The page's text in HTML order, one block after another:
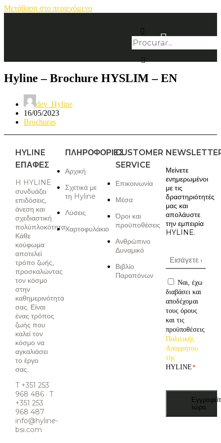
Μετάβαση στο περιεχόμενο
Hyline – Brochure HYSLIM – EN
dev_Hyline
16/05/2023
Brochuras
HYLINE
ΕΠΑΦΈΣ
H HYLINE
συνδυάζει
επιδόσεις,
άνεση και
σχεδιαστική
πολύπλοκότητα:
Κάθε
κούφωμα
αποτελεί
τρόπο ζωής,
προσκαλώντας
τον κόσμο
στην
καθημερινότητά
σας. Είναι
ένας τρόπος
ζωής που
καλεί τον
κόσμο να
αγκαλιάσει
το έργο
σας.
T +351 253
968 486 · T
+351 253
968 487
info@hyline-
bsi.com
ΠΛΗΡΟΦΟΡΙΕΣ
Αρχική
Σχετικά με
τη Hyline
Λύσεις
Χαρτοφυλάκιο
CUSTOMER
SERVICE
Επικοινωνία
Μέσα
Όροι και
προϋποθέσεις
Ανθρώπινο
Δυναμικό
Βιβλίο
Παραπόνων
Μείνετε
ενημερωμένοι
με τις
δραστηριότητές
μας και
απολάυστε
την εμπειρία
HYLINE.
Ναι, έχω
διαβάσει και
αποδέχομαι
τους όρους
και τις
προϋποθέσεις
Πολιτικής
Απορρήτου
της
HYLINE*
τώρα